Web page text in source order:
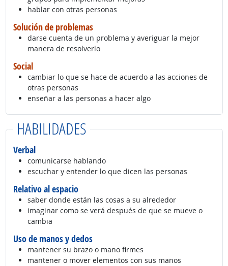
hablar con otras personas
Solución de problemas
darse cuenta de un problema y averiguar la mejor
manera de resolverlo
Social
cambiar lo que se hace de acuerdo a las acciones de
otras personas
enseñar a las personas a hacer algo
HABILIDADES
Verbal
comunicarse hablando
escuchar y entender lo que dicen las personas
Relativo al espacio
saber donde están las cosas a su alrededor
imaginar como se verá después de que se mueve o
cambia
Uso de manos y dedos
mantener su brazo o mano firmes
mantener o mover elementos con sus manos